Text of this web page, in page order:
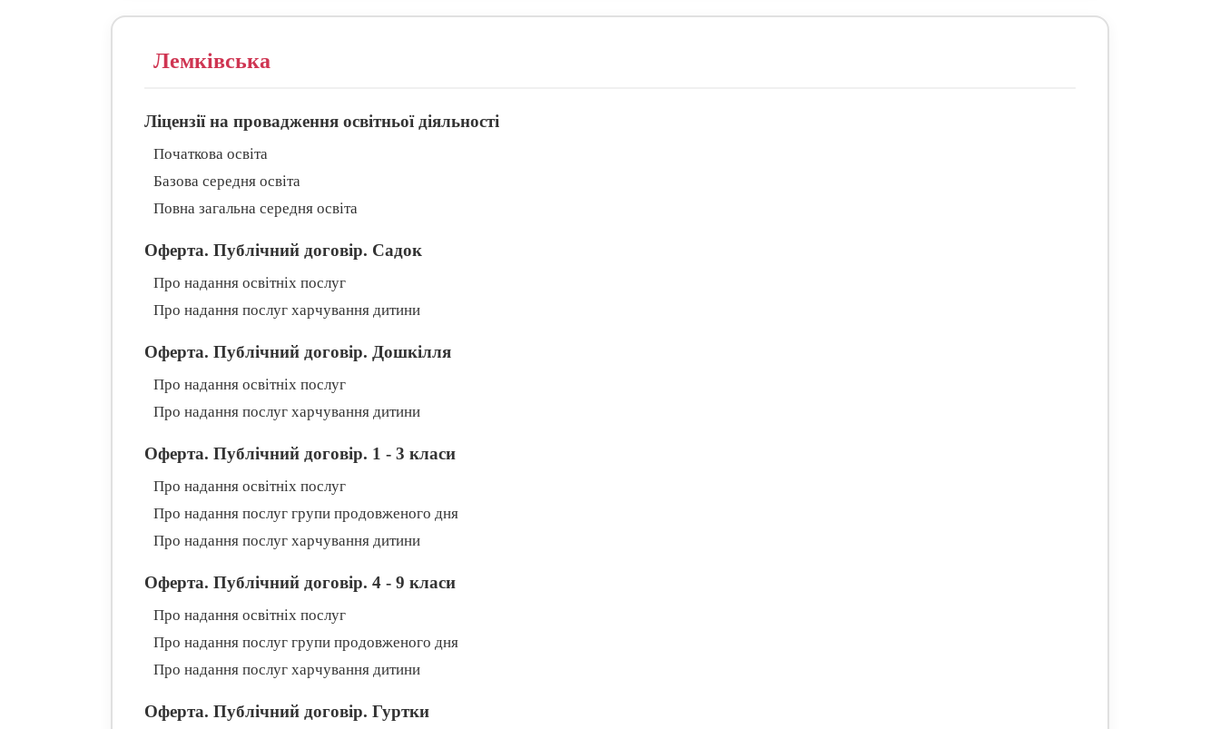
Лемківська
Ліцензії на провадження освітньої діяльності
Початкова освіта
Базова середня освіта
Повна загальна середня освіта
Оферта. Публічний договір. Садок
Про надання освітніх послуг
Про надання послуг харчування дитини
Оферта. Публічний договір. Дошкілля
Про надання освітніх послуг
Про надання послуг харчування дитини
Оферта. Публічний договір. 1 - 3 класи
Про надання освітніх послуг
Про надання послуг групи продовженого дня
Про надання послуг харчування дитини
Оферта. Публічний договір. 4 - 9 класи
Про надання освітніх послуг
Про надання послуг групи продовженого дня
Про надання послуг харчування дитини
Оферта. Публічний договір. Гуртки